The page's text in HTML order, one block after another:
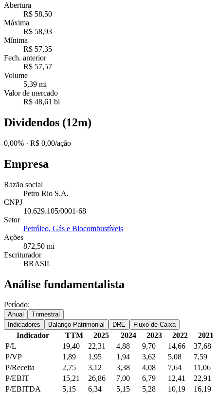
Abertura
R$ 58,50
Máxima
R$ 58,93
Mínima
R$ 57,35
Fech. anterior
R$ 57,57
Volume
5,39 mi
Valor de mercado
R$ 48,61 bi
Dividendos (12m)
0,00% · R$ 0,00/ação
Empresa
Razão social
Petro Rio S.A.
CNPJ
10.629.105/0001-68
Setor
Petróleo, Gás e Biocombustíveis
Ações
872,50 mi
Escriturador
BRASIL
Análise fundamentalista
Período:
Anual
Trimestral
Indicadores
Balanço Patrimonial DRE Fluxo de Caixa
Indicador TTM 2025 2024 2023 2022
2021
P/L
19,40 22,31 4,88 9,70 14,66
37,68
P/VP
1,89 1,95 1,94 3,62 5,08
7,59
P/Receita
2,75 3,12 3,38 4,08 7,64
11,06
P/EBIT
15,21 26,86 7,00 6,79 12,41
22,91
P/EBITDA
5,15 6,34 5,15 5,28 10,19
16,19